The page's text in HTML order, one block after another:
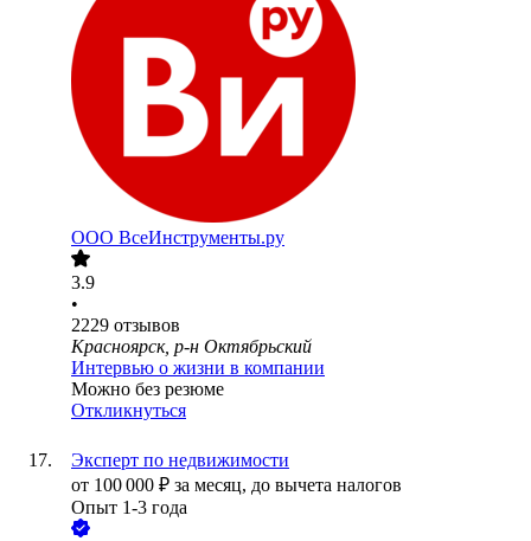
ООО ВсеИнструменты.ру
3.9
•
2229 отзывов
Красноярск, р-н Октябрьский
Интервью о жизни в компании
Можно без резюме
Откликнуться
Эксперт по недвижимости
от 100 000 ₽ за месяц, до вычета налогов
Опыт 1-3 года